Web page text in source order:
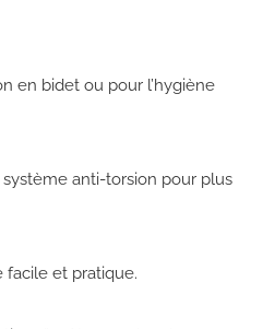
en bidet ou pour l’hygiène
anti-torsion pour plus
facile et pratique.